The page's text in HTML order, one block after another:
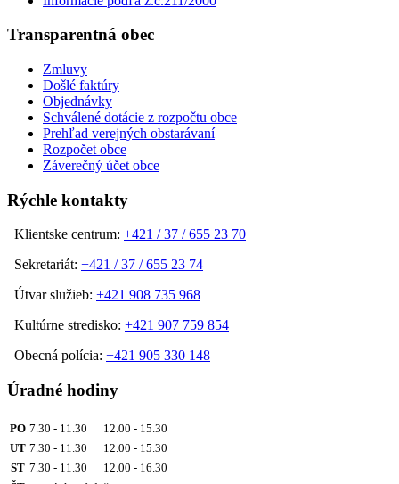
Transparentná obec
Zmluvy
Došlé faktúry
Objednávky
Schválené dotácie z rozpočtu obce
Prehľad verejných obstarávaní
Rozpočet obce
Záverečný účet obce
Rýchle kontakty
Klientske centrum: +421 / 37 / 655 23 70
Sekretariát: +421 / 37 / 655 23 74
Útvar služieb: +421 908 735 968
Kultúrne stredisko: +421 907 759 854
Obecná polícia: +421 905 330 148
Úradné hodiny
PO 7.30 - 11.30 12.00 - 15.30
UT 7.30 - 11.30 12.00 - 15.30
ST 7.30 - 11.30 12.00 - 16.30